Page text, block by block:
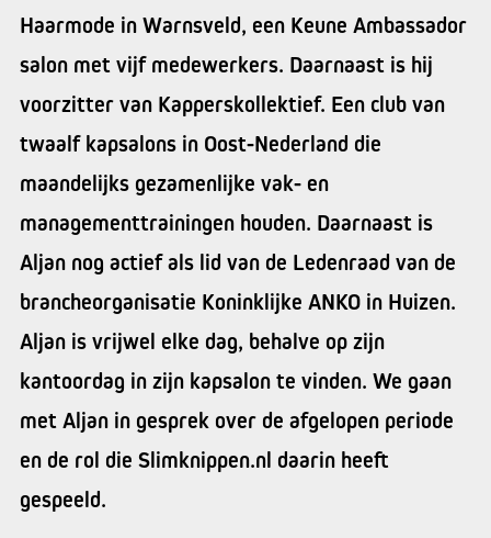
Haarmode in Warnsveld, een Keune Ambassador
salon met vijf medewerkers. Daarnaast is hij
voorzitter van Kapperskollektief. Een club van
twaalf kapsalons in Oost-Nederland die
maandelijks gezamenlijke vak- en
managementtrainingen houden. Daarnaast is
Aljan nog actief als lid van de Ledenraad van de
brancheorganisatie Koninklijke ANKO in Huizen.
Aljan is vrijwel elke dag, behalve op zijn
kantoordag in zijn kapsalon te vinden. We gaan
met Aljan in gesprek over de afgelopen periode
en de rol die Slimknippen.nl daarin heeft
gespeeld.